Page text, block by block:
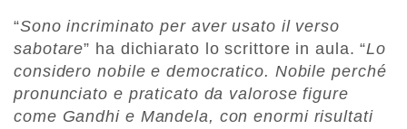
“Sono incriminato per aver usato il verso
sabotare” ha dichiarato lo scrittore in aula. “Lo
considero nobile e democratico. Nobile perché
pronunciato e praticato da valorose figure
come Gandhi e Mandela, con enormi risultati